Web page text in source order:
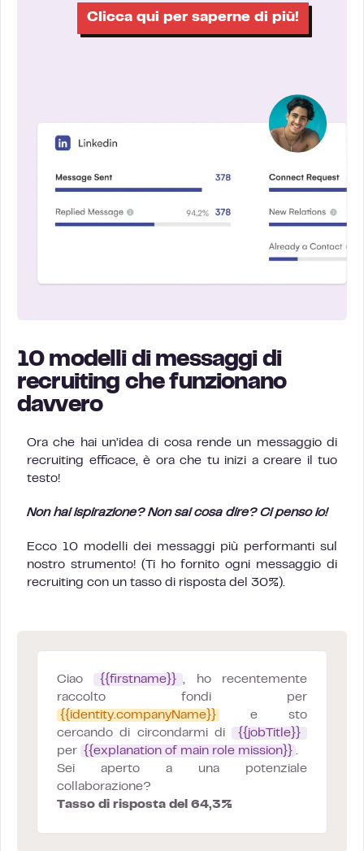
Clicca qui per saperne di più!
10 modelli di messaggi di
recruiting che funzionano
davvero
Ora che hai un’idea di cosa rende un messaggio di
recruiting efficace, è ora che tu inizi a creare il tuo
testo!
Non hai ispirazione? Non sai cosa dire? Ci penso io!
Ecco 10 modelli dei messaggi più performanti sul
nostro strumento! (Ti ho fornito ogni messaggio di
recruiting con un tasso di risposta del 30%).
Ciao {{firstname}} , ho recentemente
raccolto fondi per
{{identity.companyName}}
e sto
cercando di circondarmi di
{{jobTitle}}
per {{explanation of main role mission}} .
Sei aperto a una potenziale
collaborazione?
Tasso di risposta del 64,3%